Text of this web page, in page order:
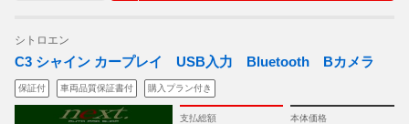
シトロエン
C3 シャイン カープレイ USB入力 Bluetooth Bカメラ
保証付 車両品質保証書付 購入プラン付き
支払総額 本体価格